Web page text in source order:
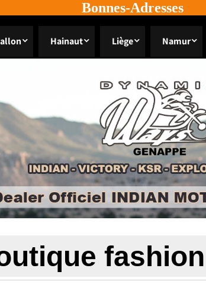
Bonnes-Adresses
Hainaut Liège Namur